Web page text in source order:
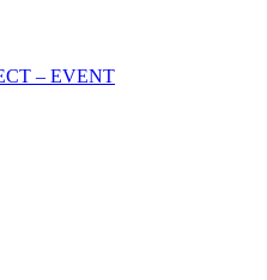
– EVENT